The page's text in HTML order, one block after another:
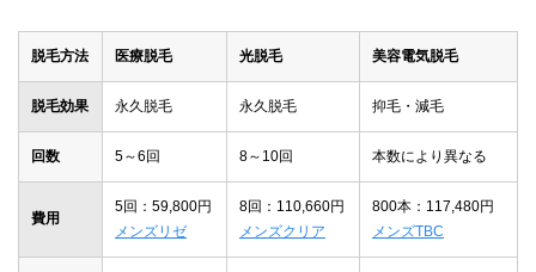
脱毛方法 医療脱毛 光脱毛 美容電気脱毛
脱毛効果 永久脱毛 永久脱毛 抑毛・減毛
回数 5～6回 8～10回 本数により異なる
費用
5回：59,800円
メンズリゼ
8回：110,660円
メンズクリア
800本：117,480円
メンズTBC